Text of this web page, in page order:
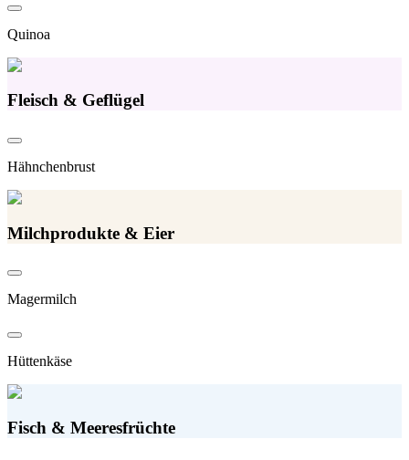
Quinoa
Fleisch & Geflügel
Hähnchenbrust
Milchprodukte & Eier
Magermilch
Hüttenkäse
Fisch & Meeresfrüchte